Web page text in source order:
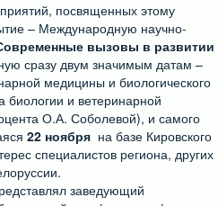
посвященных этому
– Международную научно-
вызовы в развитии
сразу двум значимым датам –
медицины и биологического
биологии и ветеринарной
О.А. Соболевой), и самого
22 ноября на базе Кировского
специалистов региона, других
заведующий